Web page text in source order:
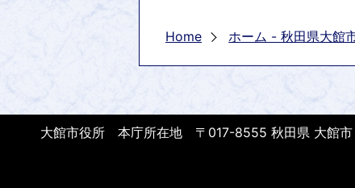
Home ホーム - 秋田県大館
大館市役所 本庁所在地 〒017-8555 秋田県 大館市